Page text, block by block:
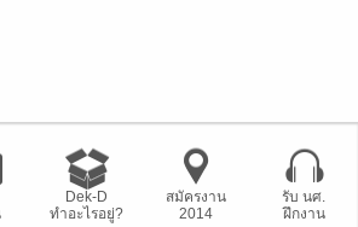
Dek-D
ทำอะไรอยู่?
สมัครงาน
2014
รับ นศ.
ฝึกงาน